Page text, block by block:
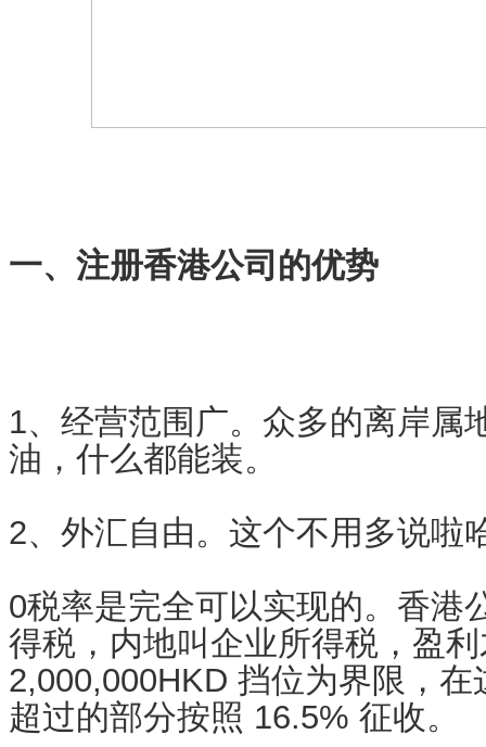
一、注册香港公司的优势
1、经营范围广。众多的离岸属
油，什么都能装。
2、外汇自由。这个不用多说啦
0税率是完全可以实现的。香港
得税，内地叫企业所得税，盈
2,000,000HKD 挡位为界限，
超过的部分按照 16.5% 征收。